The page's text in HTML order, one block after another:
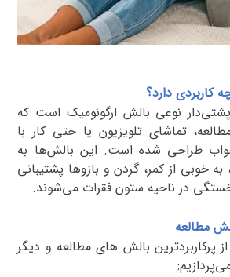
دارد؟
نوعی بالش ارگونومیک است که
تماشای تلویزیون یا حتی کار با
طراحی شده است. این بالش‌ها به
خوبی از کمر، گردن و بازوها پشتیبانی
در ناحیه ستون فقرات می‌شوند.
مطالعه
به معرفی ۵ تا از پرکاربردترین بالش های مطالعه و دیگر